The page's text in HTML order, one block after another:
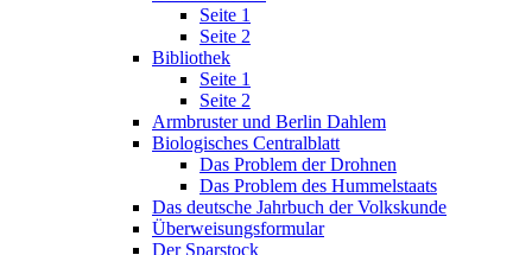
Seite 1
Seite 2
Bibliothek
Seite 1
Seite 2
Armbruster und Berlin Dahlem
Biologisches Centralblatt
Das Problem der Drohnen
Das Problem des Hummelstaats
Das deutsche Jahrbuch der Volkskunde
Überweisungsformular
Der Sparstock